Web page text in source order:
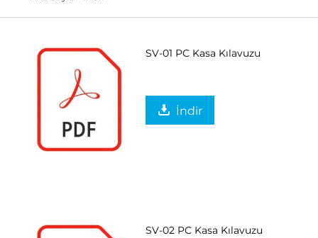
SV-01 PC Kasa Kılavuzu
İndir
SV-02 PC Kasa Kılavuzu